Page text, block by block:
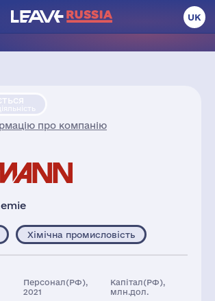
UK
про компанію
Хімічна промисловість
Персонал(РФ),
2021
Капітал(РФ),
млн.дол.